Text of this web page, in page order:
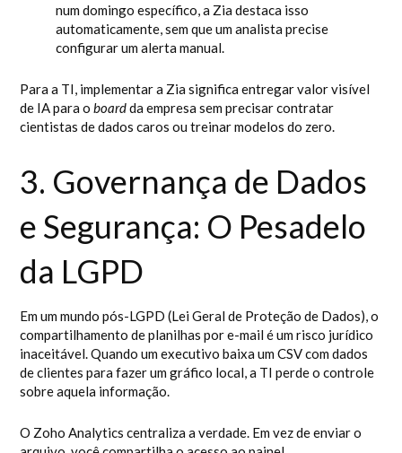
num domingo específico, a Zia destaca isso
automaticamente, sem que um analista precise
configurar um alerta manual.
Para a TI, implementar a Zia significa entregar valor visível
de IA para oboardda empresa sem precisar contratar
cientistas de dados caros ou treinar modelos do zero.
3. Governança de Dados
e Segurança: O Pesadelo
da LGPD
Em um mundo pós-LGPD (Lei Geral de Proteção de Dados), o
compartilhamento de planilhas por e-mail é um risco jurídico
inaceitável. Quando um executivo baixa um CSV com dados
de clientes para fazer um gráfico local, a TI perde o controle
sobre aquela informação.
O Zoho Analytics centraliza a verdade. Em vez de enviar o